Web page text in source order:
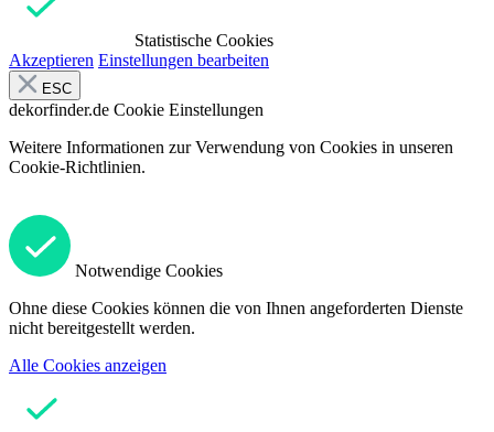
Statistische Cookies
Akzeptieren Einstellungen bearbeiten
ESC
dekorfinder.de Cookie Einstellungen
Weitere Informationen zur Verwendung von Cookies in unseren
Cookie-Richtlinien.
Notwendige Cookies
Ohne diese Cookies können die von Ihnen angeforderten Dienste
nicht bereitgestellt werden.
Alle Cookies anzeigen